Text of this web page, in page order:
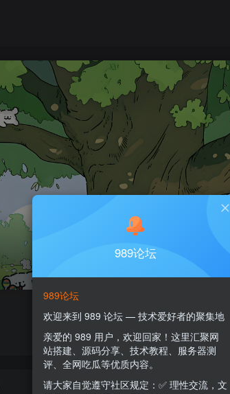
989论坛
989论坛
欢迎来到 989 论坛 — 技术爱好者的聚集地
亲爱的 989 用户，欢迎回家！这里汇聚网
站搭建、源码分享、技术教程、服务器测
评、全网吃瓜等优质内容。
请大家自觉遵守社区规定：✅ 理性交流，文